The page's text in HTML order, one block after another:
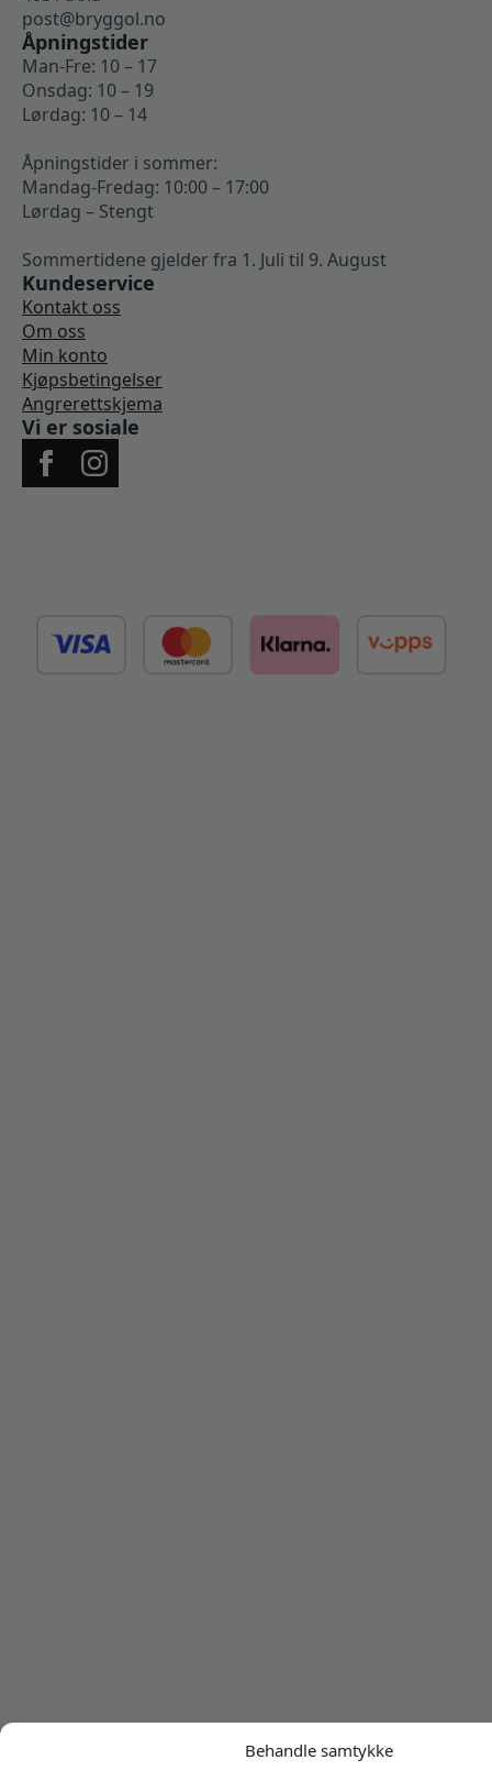
Behandle samtykke
post@bryggol.no
Åpningstider
Man-Fre: 10 – 17
Onsdag: 10 – 19
Lørdag: 10 – 14
Åpningstider i sommer:
Mandag-Fredag: 10:00 – 17:00
Lørdag – Stengt
Sommertidene gjelder fra 1. Juli til 9. August
Kundeservice
Kontakt oss
Om oss
Min konto
Kjøpsbetingelser
Angrerettskjema
Vi er sosiale